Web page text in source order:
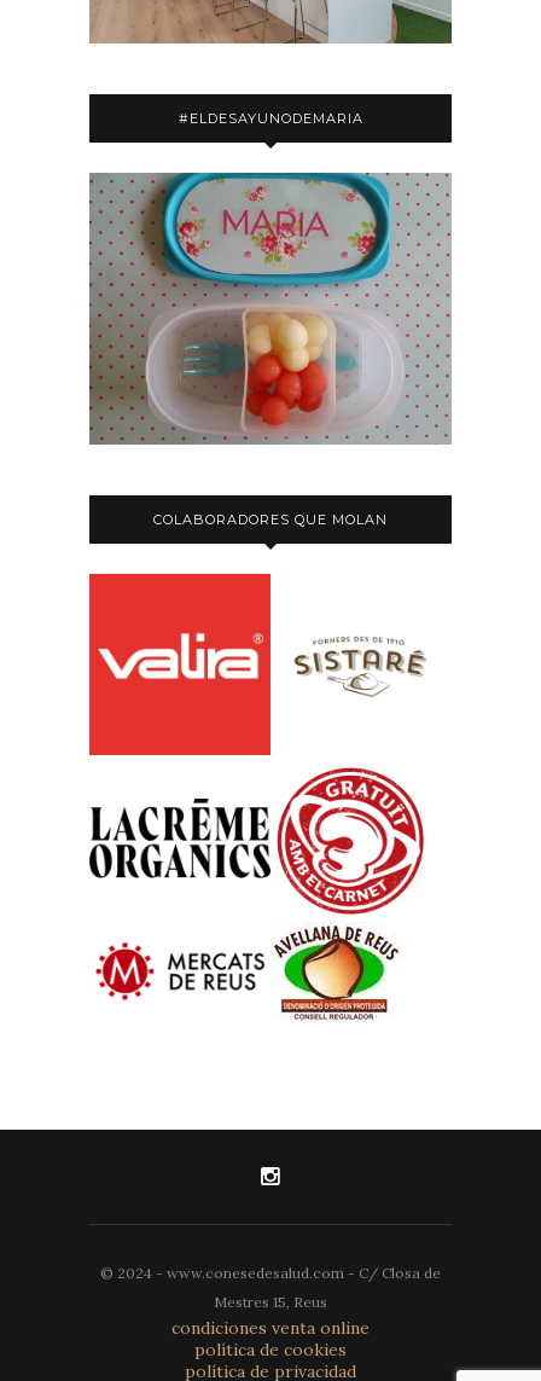
#ELDESAYUNODEMARIA
COLABORADORES QUE MOLAN
© 2024 - www.conesedesalud.com - C/ Closa de
Mestres 15, Reus
condiciones venta online
política de cookies
política de privacidad